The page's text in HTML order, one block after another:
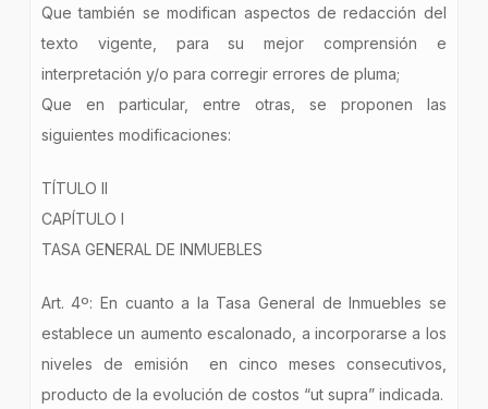
Que también se modifican aspectos de redacción del
texto vigente, para su mejor comprensión e
interpretación y/o para corregir errores de pluma;
Que en particular, entre otras, se proponen las
siguientes modificaciones:
TÍTULO II
CAPÍTULO I
TASA GENERAL DE INMUEBLES
Art. 4º: En cuanto a la Tasa General de Inmuebles se
establece un aumento escalonado, a incorporarse a los
niveles de emisión en cinco meses consecutivos,
producto de la evolución de costos “ut supra” indicada.